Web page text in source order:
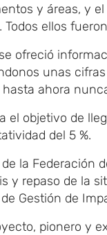
y áreas, y
Todos ellos
ofreció
unas
ahora
el objetivo de
del 5 %.
la Federación
y repaso de la
Gestión de
pionero y